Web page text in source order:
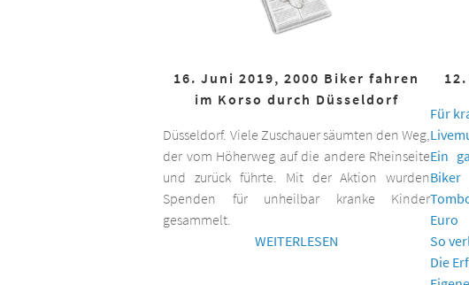
16. Juni 2019, 2000 Biker fahren
im Korso durch Düsseldorf
Düsseldorf. Viele Zuschauer säumten den Weg,
der vom Höherweg auf die andere Rheinseite
und zurück führte. Mit der Aktion wurden
Spenden für unheilbar kranke Kinder
gesammelt.
WEITERLESEN
Für
Ein
Biker
Euro
So
Die